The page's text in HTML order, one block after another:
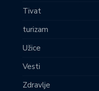
Tivat
turizam
Užice
Vesti
Zdravlje